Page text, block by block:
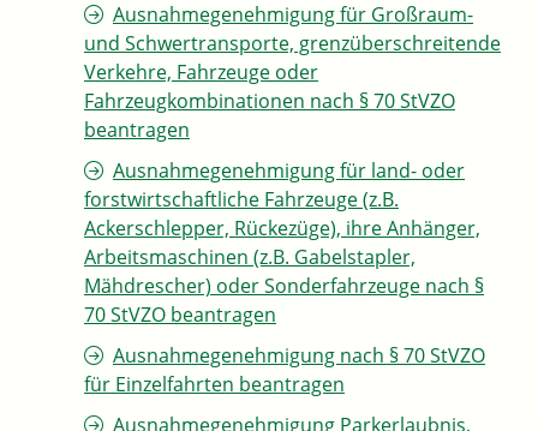
Ausnahmegenehmigung für Großraum-
und Schwertransporte, grenzüberschreitende
Verkehre, Fahrzeuge oder
Fahrzeugkombinationen nach § 70 StVZO
beantragen
Ausnahmegenehmigung für land- oder
forstwirtschaftliche Fahrzeuge (z.B.
Ackerschlepper, Rückezüge), ihre Anhänger,
Arbeitsmaschinen (z.B. Gabelstapler,
Mähdrescher) oder Sonderfahrzeuge nach §
70 StVZO beantragen
Ausnahmegenehmigung nach § 70 StVZO
für Einzelfahrten beantragen
Ausnahmegenehmigung Parkerlaubnis,